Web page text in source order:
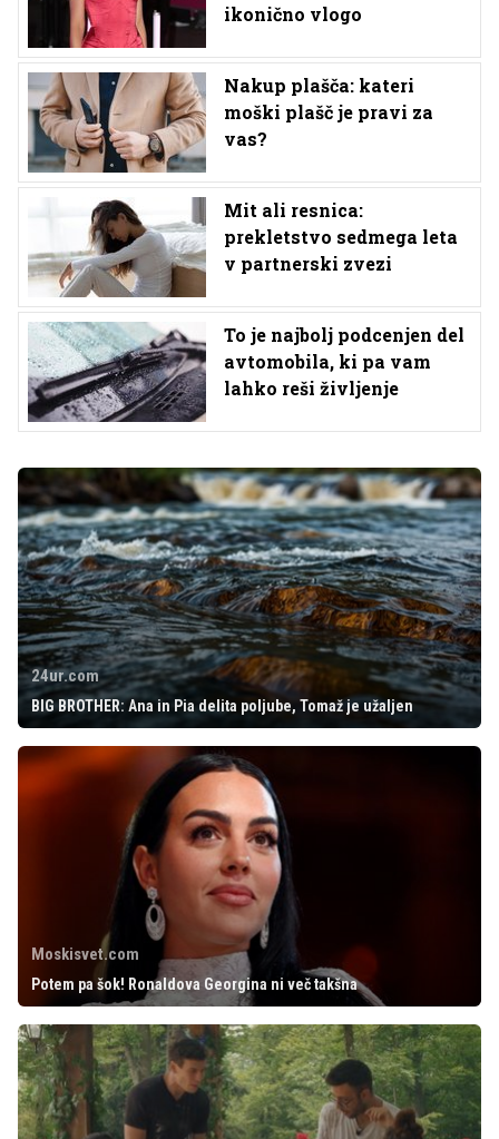
ikonično vlogo
Nakup plašča: kateri
moški plašč je pravi za
vas?
Mit ali resnica:
prekletstvo sedmega leta
v partnerski zvezi
To je najbolj podcenjen del
avtomobila, ki pa vam
lahko reši življenje
24ur.com
BIG BROTHER: Ana in Pia delita poljube, Tomaž je užaljen
Moskisvet.com
Potem pa šok! Ronaldova Georgina ni več takšna